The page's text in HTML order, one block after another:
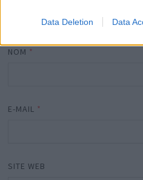
Data Deletion Data
NOM *
E-MAIL *
SITE WEB